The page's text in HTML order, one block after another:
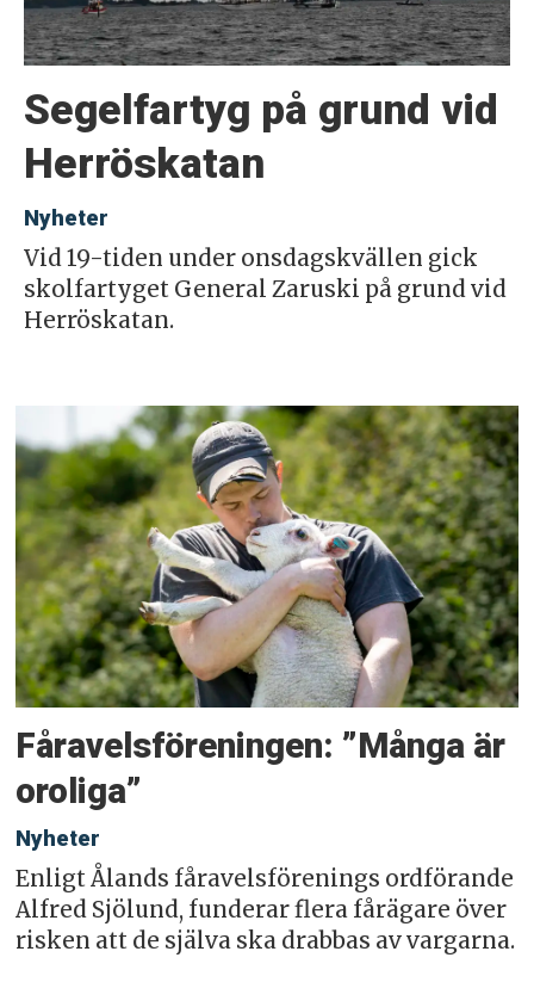
Segelfartyg på grund vid
Herröskatan
Nyheter
Vid 19-tiden under onsdagskvällen gick
skolfartyget General Zaruski på grund vid
Herröskatan.
Fåravelsföreningen: ”Många är
oroliga”
Nyheter
Enligt Ålands fåravelsförenings ordförande
Alfred Sjölund, funderar flera fårägare över
risken att de själva ska drabbas av vargarna.